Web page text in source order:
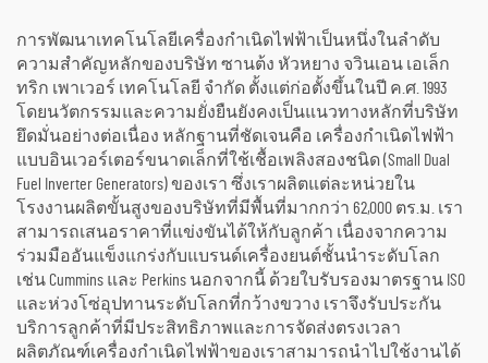
การพัฒนาเทคโนโลยีเครื่องกำเนิดไฟฟ้าเป็นหนึ่งในลำดับ
ความสำคัญหลักของบริษัท ซานต้ง หัวหยาง จวินเอน เอเล็ก
ทริก เพาเวอร์ เทคโนโลยี จำกัด ตั้งแต่ก่อตั้งขึ้นในปี ค.ศ. 1993
โดยนวัตกรรมและความยั่งยืนยังคงเป็นแนวทางหลักที่บริษัท
ยึดมั่นอย่างต่อเนื่อง หลักฐานที่ชัดเจนคือ เครื่องกำเนิดไฟฟ้า
แบบอินเวอร์เตอร์ขนาดเล็กที่ใช้เชื้อเพลิงสองชนิด (Small Dual
Fuel Inverter Generators) ของเรา ซึ่งเราผลิตแต่ละหน่วยใน
โรงงานผลิตขั้นสูงของบริษัทที่มีพื้นที่มากกว่า 62,000 ตร.ม. เรา
สามารถเสนอราคาที่แข่งขันได้ให้กับลูกค้า เนื่องจากความ
ร่วมมืออันแข็งแกร่งกับแบรนด์เครื่องยนต์ชั้นนำระดับโลก
เช่น Cummins และ Perkins นอกจากนี้ ด้วยใบรับรองมาตรฐาน ISO
และห่วงโซ่อุปทานระดับโลกที่กว้างขวาง เราจึงรับประกัน
บริการลูกค้าที่มีประสิทธิภาพและการจัดส่งตรงเวลา
ผลิตภัณฑ์เครื่องกำเนิดไฟฟ้าของเราสามารถนำไปใช้งานได้